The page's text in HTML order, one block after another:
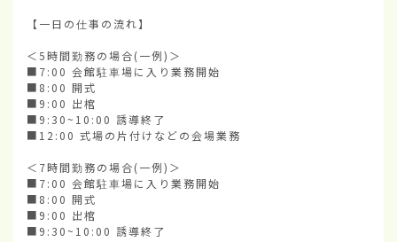
【一日の仕事の流れ】
＜5時間勤務の場合(一例)＞
■7:00 会館駐車場に入り業務開始
■8:00 開式
■9:00 出棺
■9:30~10:00 誘導終了
■12:00 式場の片付けなどの会場業務
＜7時間勤務の場合(一例)＞
■7:00 会館駐車場に入り業務開始
■8:00 開式
■9:00 出棺
■9:30~10:00 誘導終了